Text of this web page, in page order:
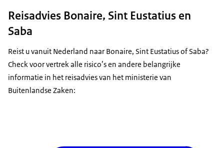
Reisadvies Bonaire, Sint Eustatius en
Saba
Reist u vanuit Nederland naar Bonaire, Sint Eustatius of Saba?
Check voor vertrek alle risico’s en andere belangrijke
informatie in het reisadvies van het ministerie van
Buitenlandse Zaken: